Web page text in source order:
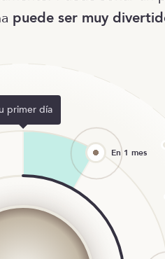
puede ser muy
primer día